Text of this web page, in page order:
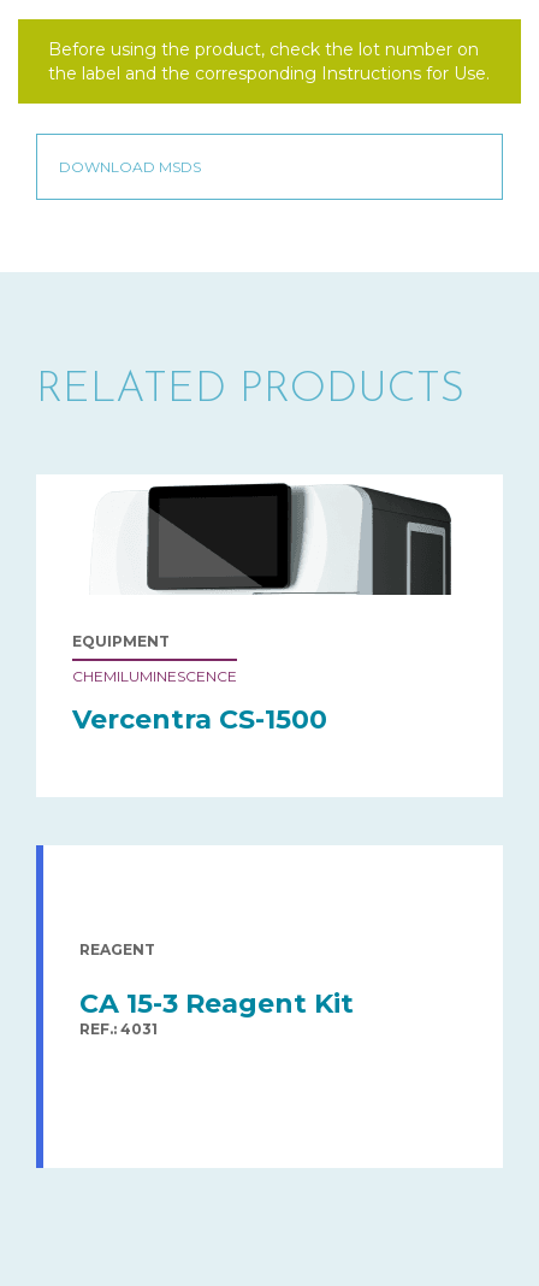
Before using the product, check the lot number on
the label and the corresponding Instructions for Use.
RELATED PRODUCTS
EQUIPMENT
CHEMILUMINESCENCE
Vercentra CS-1500
REAGENT
CA 15-3 Reagent Kit
REF.: 4031